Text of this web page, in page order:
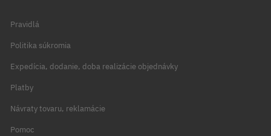
Pravidlá
Politika súkromia
Expedícia, dodanie, doba realizácie objednávky
Platby
Návraty tovaru, reklamácie
Pomoc